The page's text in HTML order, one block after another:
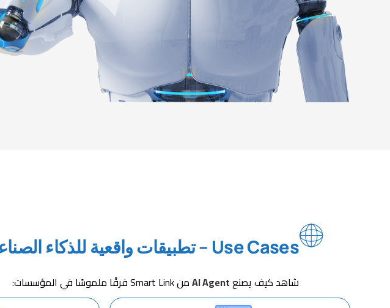
Use Cases – تطبيقات واقعية للذكاء الصناعي
شاهد كيف يصنعAI Agentمن Smart Link فرقًا ملموسًا في المؤسسات: